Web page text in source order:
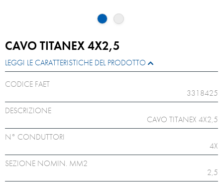
CAVO TITANEX 4X2,5
LEGGI LE CARATTERISTICHE DEL PRODOTTO
CODICE FAET
3318425
DESCRIZIONE
CAVO TITANEX 4X2,5
N° CONDUTTORI
4X
SEZIONE NOMIN. MM2
2,5